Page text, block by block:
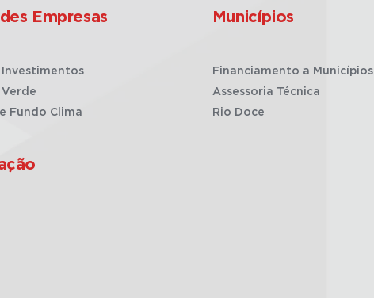
Empresas
Investimentos
Verde
Fundo Clima
Municípios
Financiamento a Municípios
Assessoria Técnica
Rio Doce